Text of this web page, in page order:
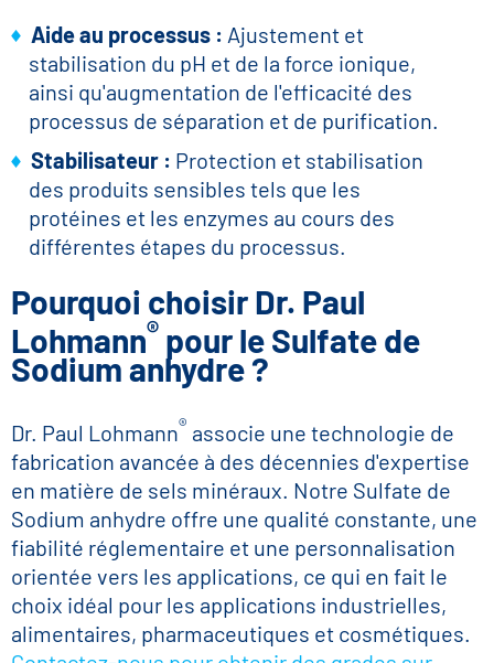
Aide au processus : Ajustement et
stabilisation du pH et de la force ionique,
ainsi qu'augmentation de l'efficacité des
processus de séparation et de purification.
Stabilisateur : Protection et stabilisation
des produits sensibles tels que les
protéines et les enzymes au cours des
différentes étapes du processus.
Pourquoi choisir Dr. Paul
Lohmann® pour le Sulfate de
Sodium anhydre ?
Dr. Paul Lohmann® associe une technologie de
fabrication avancée à des décennies d'expertise
en matière de sels minéraux. Notre Sulfate de
Sodium anhydre offre une qualité constante, une
fiabilité réglementaire et une personnalisation
orientée vers les applications, ce qui en fait le
choix idéal pour les applications industrielles,
alimentaires, pharmaceutiques et cosmétiques.